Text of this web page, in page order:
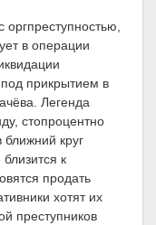
оргпреступностью,
в операции
прикрытием в
Легенда
стопроцентно
круг
к
продать
хотят их
преступников